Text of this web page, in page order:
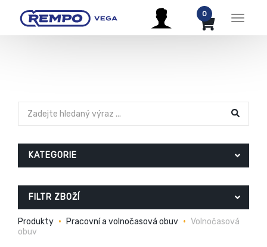
Menu
0
KATEGORIE
FILTR ZBOŽÍ
Produkty Pracovní a volnočasová obuv
Volnočasová
obuv